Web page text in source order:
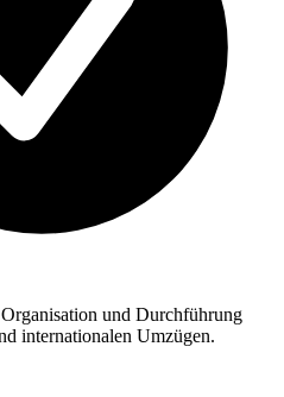
und Durchführung
internationalen Umzügen.